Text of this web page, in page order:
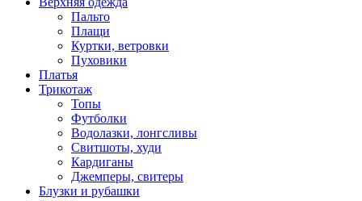
Пальто
Плащи
Куртки, ветровки
Пуховики
Платья
Трикотаж
Топы
Футболки
Водолазки, лонгсливы
Свитшоты, худи
Кардиганы
Джемперы, свитеры
Блузки и рубашки